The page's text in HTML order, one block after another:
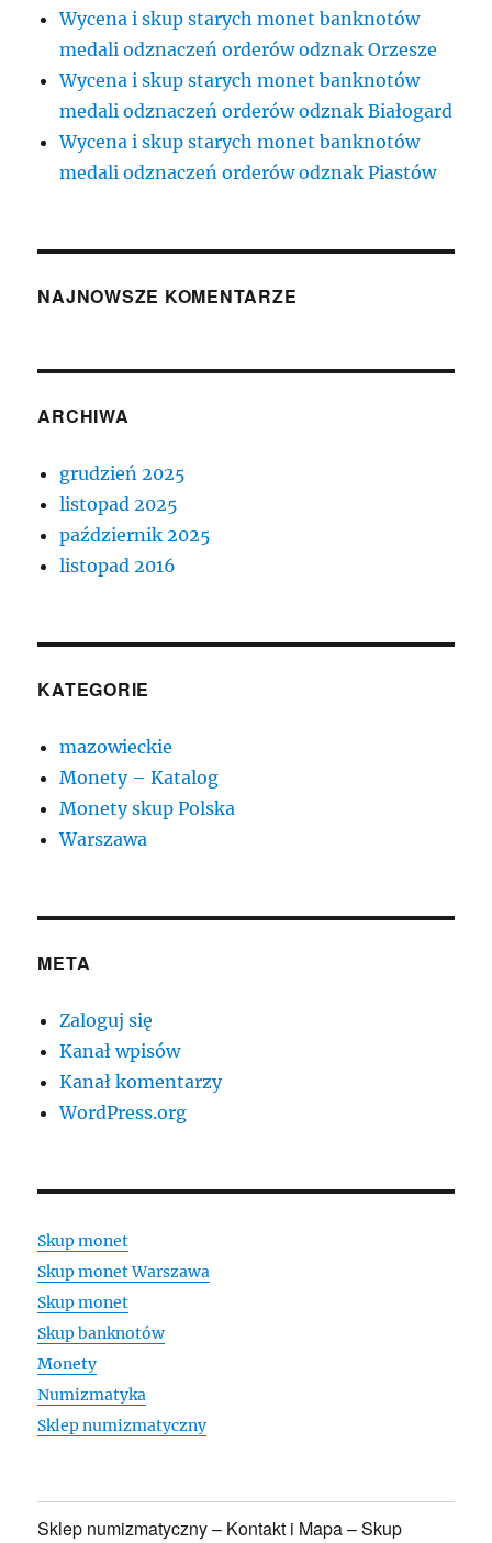
Wycena i skup starych monet banknotów
medali odznaczeń orderów odznak Orzesze
Wycena i skup starych monet banknotów
medali odznaczeń orderów odznak Białogard
Wycena i skup starych monet banknotów
medali odznaczeń orderów odznak Piastów
NAJNOWSZE KOMENTARZE
ARCHIWA
grudzień 2025
listopad 2025
październik 2025
listopad 2016
KATEGORIE
mazowieckie
Monety – Katalog
Monety skup Polska
Warszawa
META
Zaloguj się
Kanał wpisów
Kanał komentarzy
WordPress.org
Skup monet
Skup monet Warszawa
Skup monet
Skup banknotów
Monety
Numizmatyka
Sklep numizmatyczny
Sklep numizmatyczny – Kontakt i Mapa – Skup